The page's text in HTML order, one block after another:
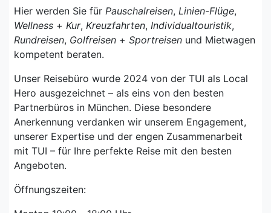
Hier werden Sie für Pauschalreisen, Linien-Flüge,
Wellness + Kur, Kreuzfahrten, Individualtouristik,
Rundreisen, Golfreisen +Sportreisen und Mietwagen
kompetent beraten.
Unser Reisebüro wurde 2024 von der TUI als Local
Hero ausgezeichnet – als eins von den besten
Partnerbüros in München. Diese besondere
Anerkennung verdanken wir unserem Engagement,
unserer Expertise und der engen Zusammenarbeit
mit TUI – für Ihre perfekte Reise mit den besten
Angeboten.
Öffnungszeiten: